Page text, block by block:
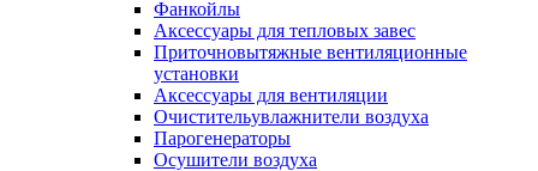
Фанкойлы
Аксессуары для тепловых завес
Приточновытяжные вентиляционные
установки
Аксессуары для вентиляции
Очистительувлажнители воздуха
Парогенераторы
Осушители воздуха